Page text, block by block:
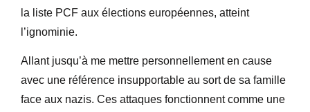
la liste PCF aux élections européennes, atteint
l’ignominie.
Allant jusqu’à me mettre personnellement en cause
avec une référence insupportable au sort de sa famille
face aux nazis. Ces attaques fonctionnent comme une